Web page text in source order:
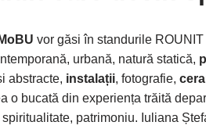
MoBU vor găsi în standurile
urbană, natură statică,
abstracte, instalații, fotografie,
o bucată din experiența trăită
patrimoniu. Iuliana